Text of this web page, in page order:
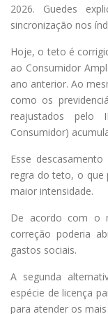
2026. Guedes
sincronização nos
Hoje, o teto é
ao Consumidor
ano anterior. Ao
como os
reajustados pelo
Consumidor)
Esse
regra do teto, o que
maior intensidade.
De acordo com o
correção poderia
gastos sociais.
A segunda
espécie de licença
para atender os